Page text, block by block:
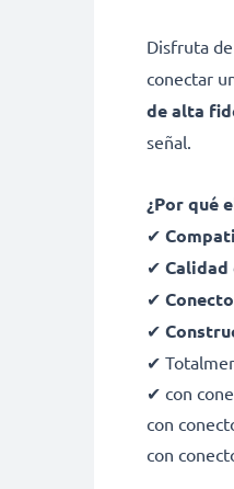
Disfruta
conectar
de alta
señal.
¿Por qué
✔
✔ Calidad
✔
✔
✔
✔ con
con
con